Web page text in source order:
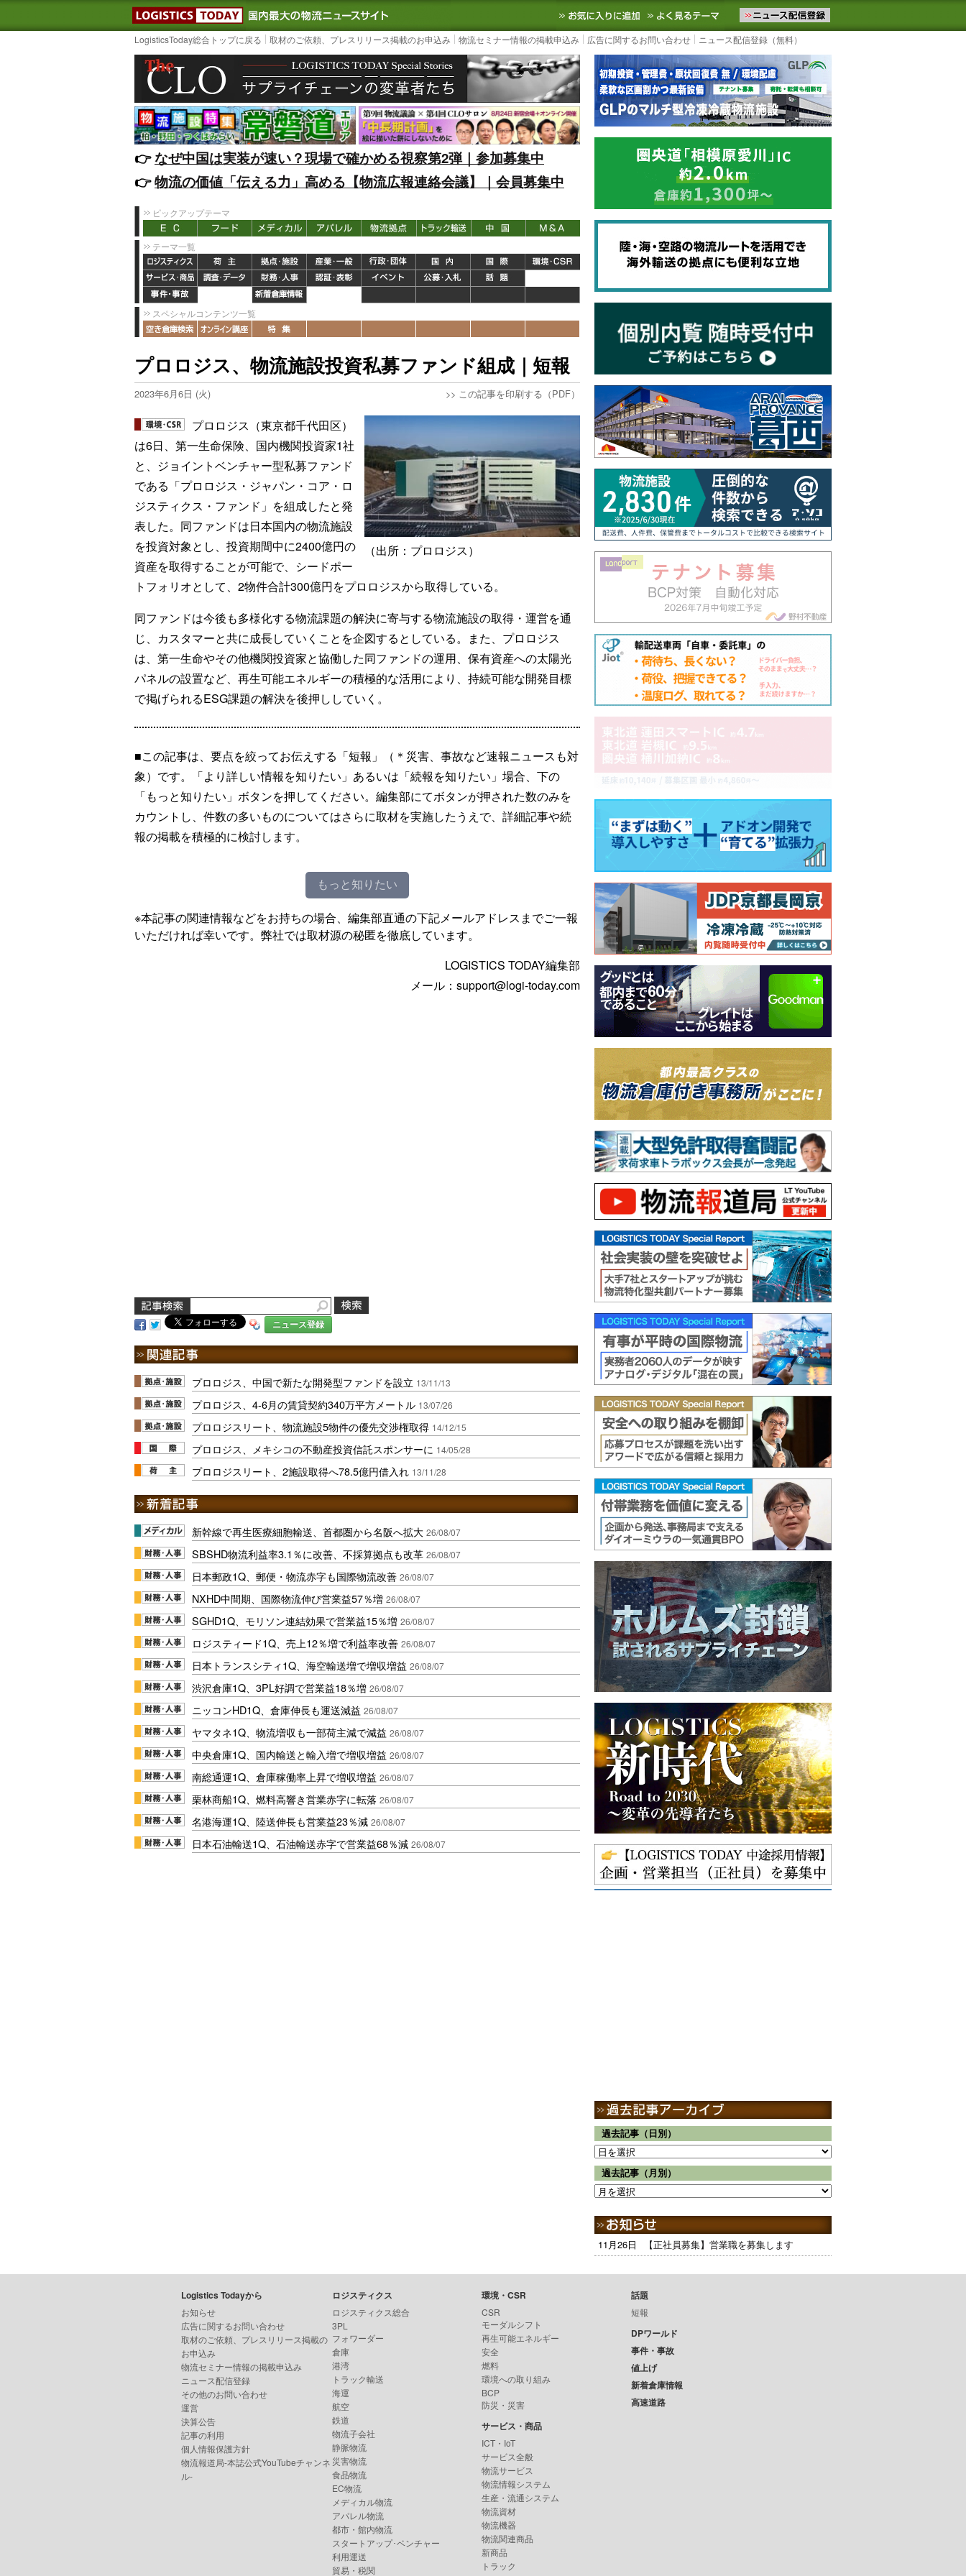
LOGISTICS TODAY｜国内最大の物流ニュースサイト3PL, SCMなど国内外の最新の物流ニュースをお届けします。物流ニュースメール配信を登録す
お気に入りに追加 よく見るテーマ
LogisticsToday総合トップに戻る 取材のご依頼、プレスリリース掲載のお申込み 物流セミナー情報の掲載申込み 広告に関するお問い合わせ ニュース配信登録（無料）
👉️なぜ中国は実装が速い？現場で確かめる視察第2弾｜参加募集中
👉️物流の価値「伝える力」高める【物流広報連絡会議】｜会員募集中
ピックアップテーマ
テーマ一覧
スペシャルコンテンツ一覧
プロロジス、物流施設投資私募ファンド組成｜短報
2023年6月6日 (火) >> この記事を印刷する（PDF）
（出所：プロロジス）
プロロジス（東京都千代田区）
は6日、第一生命保険、国内機関投資家1社
と、ジョイントベンチャー型私募ファンド
である「プロロジス・ジャパン・コア・ロ
ジスティクス・ファンド」を組成したと発
表した。同ファンドは日本国内の物流施設
を投資対象とし、投資期間中に2400億円の
資産を取得することが可能で、シードポー
トフォリオとして、2物件合計300億円をプロロジスから取得している。
同ファンドは今後も多様化する物流課題の解決に寄与する物流施設の取得・運営を通
じ、カスタマーと共に成長していくことを企図するとしている。また、プロロジス
は、第一生命やその他機関投資家と協働した同ファンドの運用、保有資産への太陽光
パネルの設置など、再生可能エネルギーの積極的な活用により、持続可能な開発目標
で掲げられるESG課題の解決を後押ししていく。
■この記事は、要点を絞ってお伝えする「短報」（＊災害、事故など速報ニュースも対
象）です。「より詳しい情報を知りたい」あるいは「続報を知りたい」場合、下の
「もっと知りたい」ボタンを押してください。編集部にてボタンが押された数のみを
カウントし、件数の多いものについてはさらに取材を実施したうえで、詳細記事や続
報の掲載を積極的に検討します。
もっと知りたい
※本記事の関連情報などをお持ちの場合、編集部直通の下記メールアドレスまでご一報
いただければ幸いです。弊社では取材源の秘匿を徹底しています。
LOGISTICS TODAY編集部
メール：support@logi-today.com
ニュース登録
プロロジス、中国で新たな開発型ファンドを設立 13/11/13
プロロジス、4-6月の賃貸契約340万平方メートル 13/07/26
プロロジスリート、物流施設5物件の優先交渉権取得 14/12/15
プロロジス、メキシコの不動産投資信託スポンサーに 14/05/28
プロロジスリート、2施設取得へ78.5億円借入れ 13/11/28
新幹線で再生医療細胞輸送、首都圏から名阪へ拡大 26/08/07
SBSHD物流利益率3.1％に改善、不採算拠点も改革 26/08/07
日本郵政1Q、郵便・物流赤字も国際物流改善 26/08/07
NXHD中間期、国際物流伸び営業益57％増 26/08/07
SGHD1Q、モリソン連結効果で営業益15％増 26/08/07
ロジスティード1Q、売上12％増で利益率改善 26/08/07
日本トランスシティ1Q、海空輸送増で増収増益 26/08/07
渋沢倉庫1Q、3PL好調で営業益18％増 26/08/07
ニッコンHD1Q、倉庫伸長も運送減益 26/08/07
ヤマタネ1Q、物流増収も一部荷主減で減益 26/08/07
中央倉庫1Q、国内輸送と輸入増で増収増益 26/08/07
南総通運1Q、倉庫稼働率上昇で増収増益 26/08/07
栗林商船1Q、燃料高響き営業赤字に転落 26/08/07
名港海運1Q、陸送伸長も営業益23％減 26/08/07
日本石油輸送1Q、石油輸送赤字で営業益68％減 26/08/07
過去記事（日別）
過去記事（月別）
11月26日 【正社員募集】営業職を募集します
Logistics Todayから
お知らせ
広告に関するお問い合わせ
取材のご依頼、プレスリリース掲載の
お申込み
物流セミナー情報の掲載申込み
ニュース配信登録
その他のお問い合わせ
運営
決算公告
記事の利用
個人情報保護方針
物流報道局-本誌公式YouTubeチャンネ
ル-
ロジスティクス
ロジスティクス総合
3PL
フォワーダー
倉庫
港湾
トラック輸送
海運
航空
鉄道
物流子会社
静脈物流
災害物流
食品物流
EC物流
メディカル物流
アパレル物流
都市・館内物流
スタートアップ･ベンチャー
利用運送
貿易・税関
環境・CSR
CSR
モーダルシフト
再生可能エネルギー
安全
燃料
環境への取り組み
BCP
防災・災害
サービス・商品
ICT・IoT
サービス全般
物流サービス
物流情報システム
生産・流通システム
物流資材
物流機器
物流関連商品
新商品
トラック
話題
短報
DPワールド
事件・事故
値上げ
新着倉庫情報
高速道路